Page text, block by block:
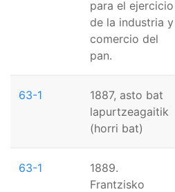
para el ejercicio
de la industria y
comercio del
pan.
63-1
1887, asto bat
lapurtzeagaitik
(horri bat)
63-1
1889.
Frantzisko